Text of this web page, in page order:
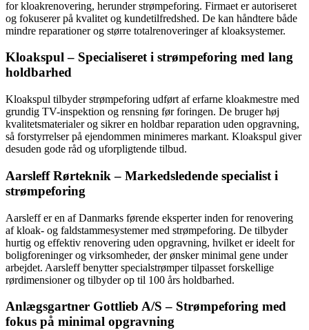
for kloakrenovering, herunder strømpeforing. Firmaet er autoriseret
og fokuserer på kvalitet og kundetilfredshed. De kan håndtere både
mindre reparationer og større totalrenoveringer af kloaksystemer.
Kloakspul – Specialiseret i strømpeforing med lang
holdbarhed
Kloakspul tilbyder strømpeforing udført af erfarne kloakmestre med
grundig TV-inspektion og rensning før foringen. De bruger høj
kvalitetsmaterialer og sikrer en holdbar reparation uden opgravning,
så forstyrrelser på ejendommen minimeres markant. Kloakspul giver
desuden gode råd og uforpligtende tilbud.
Aarsleff Rørteknik – Markedsledende specialist i
strømpeforing
Aarsleff er en af Danmarks førende eksperter inden for renovering
af kloak- og faldstammesystemer med strømpeforing. De tilbyder
hurtig og effektiv renovering uden opgravning, hvilket er ideelt for
boligforeninger og virksomheder, der ønsker minimal gene under
arbejdet. Aarsleff benytter specialstrømper tilpasset forskellige
rørdimensioner og tilbyder op til 100 års holdbarhed.
Anlægsgartner Gottlieb A/S – Strømpeforing med
fokus på minimal opgravning